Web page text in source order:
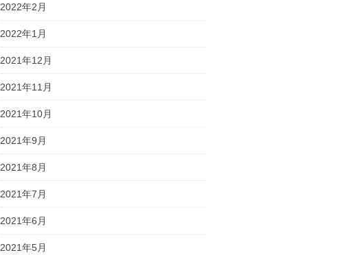
2022年2月
2022年1月
2021年12月
2021年11月
2021年10月
2021年9月
2021年8月
2021年7月
2021年6月
2021年5月